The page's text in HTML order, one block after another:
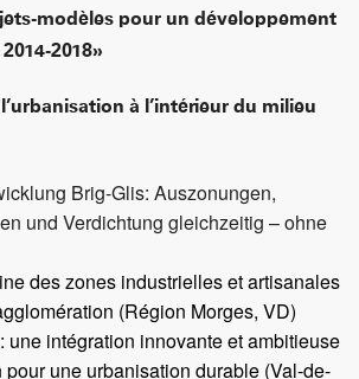
modèles pour un développement
2018»
à l’intérieur du milieu
Brig-Glis: Auszonungen,
und Verdichtung gleichzeitig – ohne
des zones industrielles et artisanales
(Région Morges, VD)
une intégration innovante et ambitieuse
une urbanisation durable (Val-de-